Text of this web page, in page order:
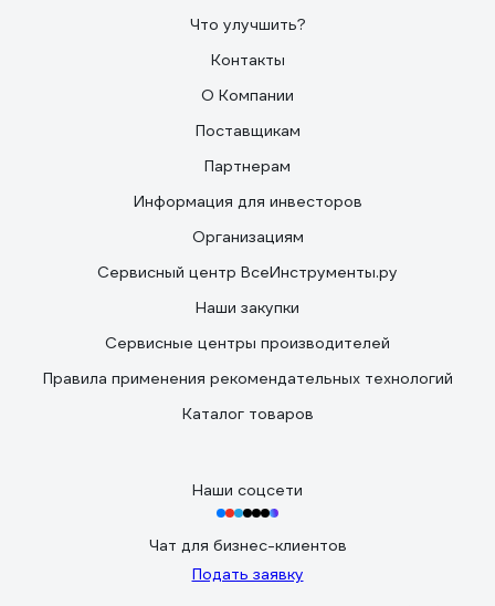
Что улучшить?
Контакты
О Компании
Поставщикам
Партнерам
Информация для инвесторов
Организациям
Сервисный центр ВсеИнструменты.ру
Наши закупки
Сервисные центры производителей
Правила применения рекомендательных технологий
Каталог товаров
Наши соцсети
Чат для бизнес-клиентов
Подать заявку